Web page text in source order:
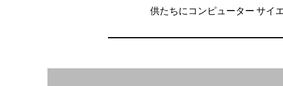
供たちにコンピューター サイ